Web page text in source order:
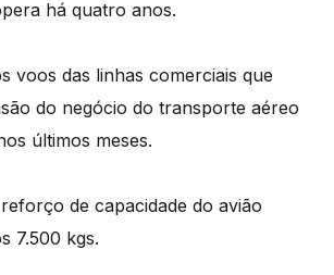
há quatro anos.
voos das linhas comerciais que
do negócio do transporte aéreo
últimos meses.
de capacidade do avião
7.500 kgs.